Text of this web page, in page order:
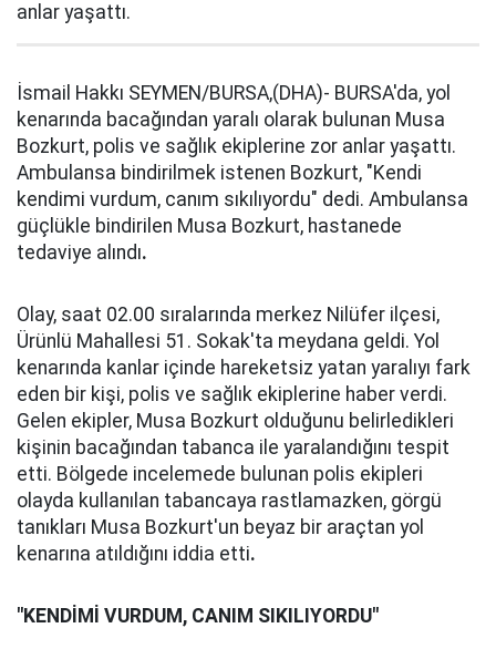
anlar yaşattı.
İsmail Hakkı SEYMEN/BURSA,(DHA)- BURSA'da, yol
kenarında bacağından yaralı olarak bulunan Musa
Bozkurt, polis ve sağlık ekiplerine zor anlar yaşattı.
Ambulansa bindirilmek istenen Bozkurt, "Kendi
kendimi vurdum, canım sıkılıyordu" dedi. Ambulansa
güçlükle bindirilen Musa Bozkurt, hastanede
tedaviye alındı.
Olay, saat 02.00 sıralarında merkez Nilüfer ilçesi,
Ürünlü Mahallesi 51. Sokak'ta meydana geldi. Yol
kenarında kanlar içinde hareketsiz yatan yaralıyı fark
eden bir kişi, polis ve sağlık ekiplerine haber verdi.
Gelen ekipler, Musa Bozkurt olduğunu belirledikleri
kişinin bacağından tabanca ile yaralandığını tespit
etti. Bölgede incelemede bulunan polis ekipleri
olayda kullanılan tabancaya rastlamazken, görgü
tanıkları Musa Bozkurt'un beyaz bir araçtan yol
kenarına atıldığını iddia etti.
"KENDİMİ VURDUM, CANIM SIKILIYORDU"